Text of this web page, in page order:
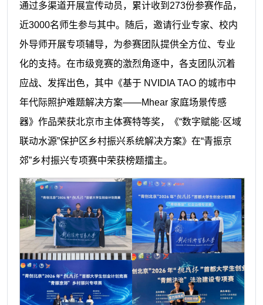
通过多渠道开展宣传动员，累计收到273份参赛作品，
近3000名师生参与其中。随后，邀请行业专家、校内
外导师开展专项辅导，为参赛团队提供全方位、专业
化的支持。在市级竞赛的激烈角逐中，各支团队沉着
应战、发挥出色，其中《基于 NVIDIA TAO 的城市中
年代际照护难题解决方案——Mhear 家庭场景传感
器》作品荣获北京市主体赛特等奖，《“数字赋能·区域
联动水源”保护区乡村振兴系统解决方案》在“青振京
郊”乡村振兴专项赛中荣获榜题擂主。